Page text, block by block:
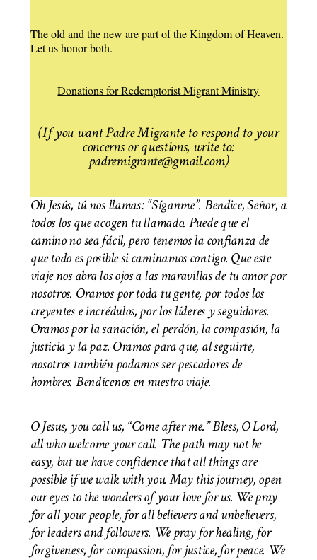
The old and the new are part of the Kingdom of Heaven.
Let us honor both.
Donations for Redemptorist Migrant Ministry
(If you want Padre Migrante to respond to your
concerns or questions, write to:
padremigrante@gmail.com)
Oh Jesús, tú nos llamas: “Síganme”. Bendice, Señor, a
todos los que acogen tu llamado. Puede que el
camino no sea fácil, pero tenemos la confianza de
que todo es posible si caminamos contigo. Que este
viaje nos abra los ojos a las maravillas de tu amor por
nosotros. Oramos por toda tu gente, por todos los
creyentes e incrédulos, por los líderes y seguidores.
Oramos por la sanación, el perdón, la compasión, la
justicia y la paz. Oramos para que, al seguirte,
nosotros también podamos ser pescadores de
hombres. Bendícenos en nuestro viaje.
O Jesus, you call us, “Come after me.” Bless, O Lord,
all who welcome your call. The path may not be
easy, but we have confidence that all things are
possible if we walk with you. May this journey, open
our eyes to the wonders of your love for us. We pray
for all your people, for all believers and unbelievers,
for leaders and followers. We pray for healing, for
forgiveness, for compassion, for justice, for peace. We